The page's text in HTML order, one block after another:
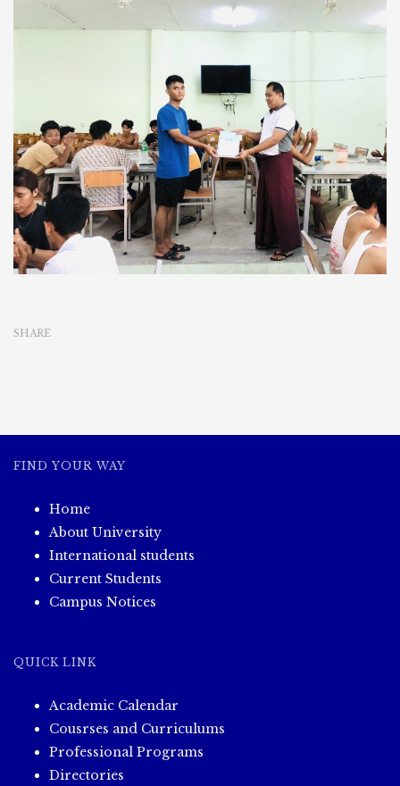
SHARE
FIND YOUR WAY
Home
About University
International students
Current Students
Campus Notices
QUICK LINK
Academic Calendar
Cousrses and Curriculums
Professional Programs
Directories